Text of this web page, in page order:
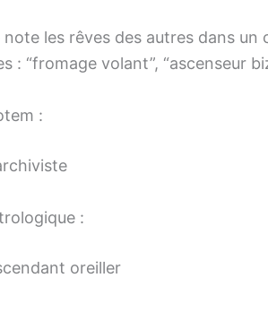
note les rêves des autres dans un
: “fromage volant”, “ascenseur
:
:
oreiller